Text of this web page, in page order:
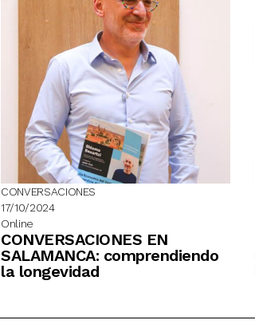
CONVERSACIONES
17/10/2024
Online
CONVERSACIONES EN
SALAMANCA: comprendiendo
la longevidad